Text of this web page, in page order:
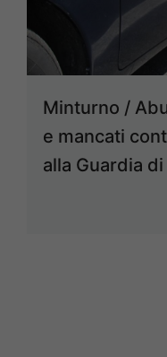
Minturno /
e mancati
alla Guardia